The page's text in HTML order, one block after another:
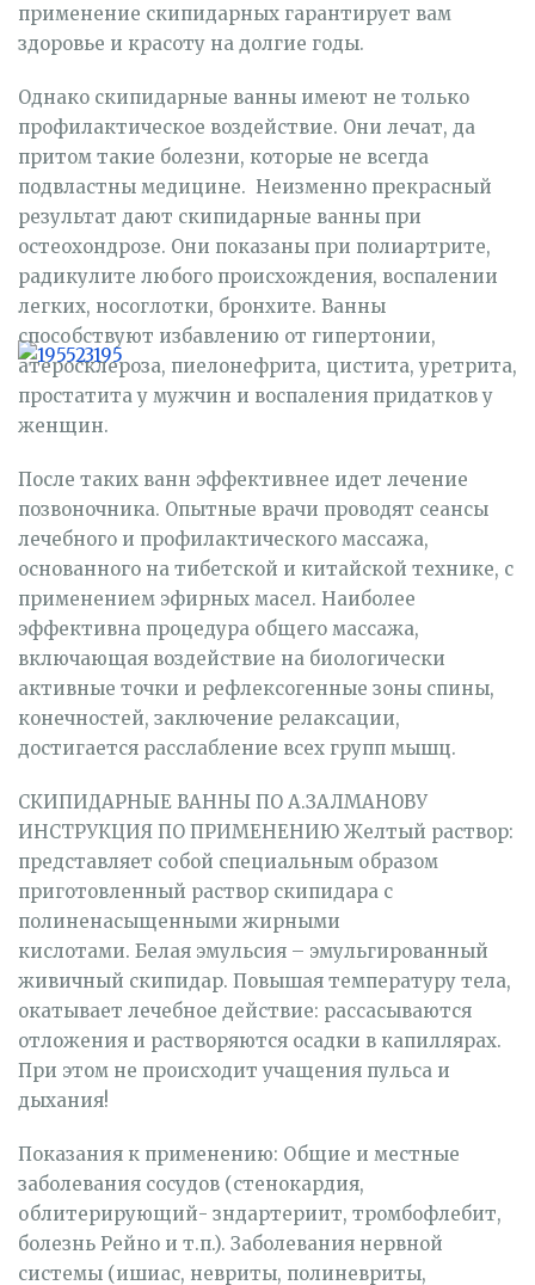
применение скипидарных гарантирует вам
здоровье и красоту на долгие годы.
Однако скипидарные ванны имеют не только
профилактическое воздействие. Они лечат, да
притом такие болезни, которые не всегда
подвластны медицине. Неизменно прекрасный
результат дают скипидарные ванны при
остеохондрозе. Они показаны при полиартрите,
радикулите любого происхождения, воспалении
легких, носоглотки, бронхите. Ванны
способствуют избавлению от гипертонии,
атеросклероза, пиелонефрита, цистита, уретрита,
простатита у мужчин и воспаления придатков у
женщин.
После таких ванн эффективнее идет лечение
позвоночника. Опытные врачи проводят сеансы
лечебного и профилактического массажа,
основанного на тибетской и китайской технике, с
применением эфирных масел. Наиболее
эффективна процедура общего массажа,
включающая воздействие на биологически
активные точки и рефлексогенные зоны спины,
конечностей, заключение релаксации,
достигается расслабление всех групп мышц.
СКИПИДАРНЫЕ ВАННЫ ПО А.ЗАЛМАНОВУ
ИНСТРУКЦИЯ ПО ПРИМЕНЕНИЮ Желтый раствор:
представляет собой специальным образом
приготовленный раствор скипидара с
полиненасыщенными жирными
кислотами. Белая эмульсия – эмульгированный
живичный скипидар. Повышая температуру тела,
окатывает лечебное действие: рассасываются
отложения и растворяются осадки в капиллярах.
При этом не происходит учащения пульса и
дыхания!
Показания к применению: Общие и местные
заболевания сосудов (стенокардия,
облитерирующий- зндартериит, тромбофлебит,
болезнь Рейно и т.п.). Заболевания нервной
системы (ишиас, невриты, полиневриты,